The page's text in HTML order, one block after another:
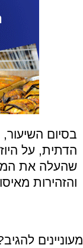
בסיום השיעור,
הדתית, על
שהעלה את
והזהירות
מעוניינים